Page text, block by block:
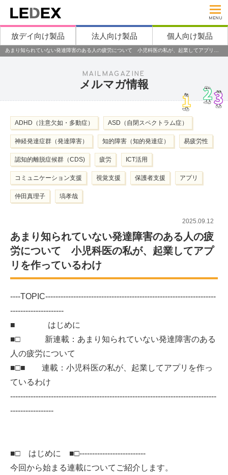
MENU
放デイ向け製品 法人向け製品 個人向け製品
MAILMAGAZINE
メルマガ情報
ADHD（注意欠如・多動症） ASD（自閉スペクトラム症）
神経発達症群（発達障害） 知的障害（知的発達症） 易疲労性
認知的離脱症候群（CDS) 疲労 ICT活用
コミュニケーション支援 視覚支援 保護者支援 アプリ
仲田真理子 塙孝哉
2025.09.12
あまり知られていない発達障害のある人の疲
労について 小児科医の私が、起業してアプ
リを作っているわけ
----TOPIC-------------------------------------------------------------------
---------------------
■ はじめに
■□ 新連載：あまり知られていない発達障害のある
人の疲労について
■□■ 連載：小児科医の私が、起業してアプリを作っ
ているわけ
---------------------------------------------------------------------------------
-----------------
■□ はじめに ■□--------------------------
今回から始まる連載についてご紹介します。